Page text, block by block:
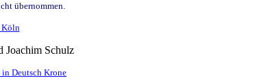
übernommen.
Köln
Joachim Schulz
Deutsch Krone